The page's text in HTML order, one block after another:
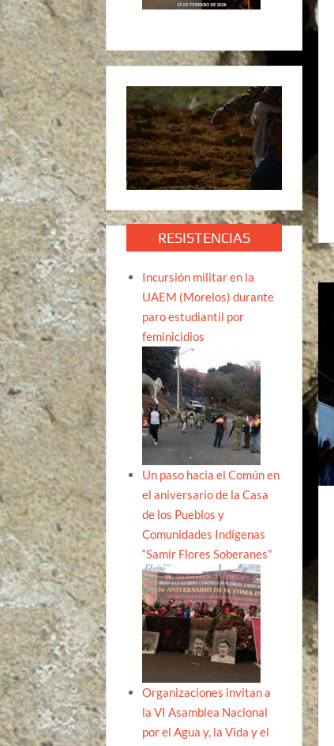
RESISTENCIAS
Incursión militar en la
UAEM (Morelos) durante
paro estudiantil por
feminicidios
Un paso hacia el Común en
el aniversario de la Casa
de los Pueblos y
Comunidades Indígenas
“Samir Flores Soberanes”
Organizaciones invitan a
la VI Asamblea Nacional
por el Agua y, la Vida y el